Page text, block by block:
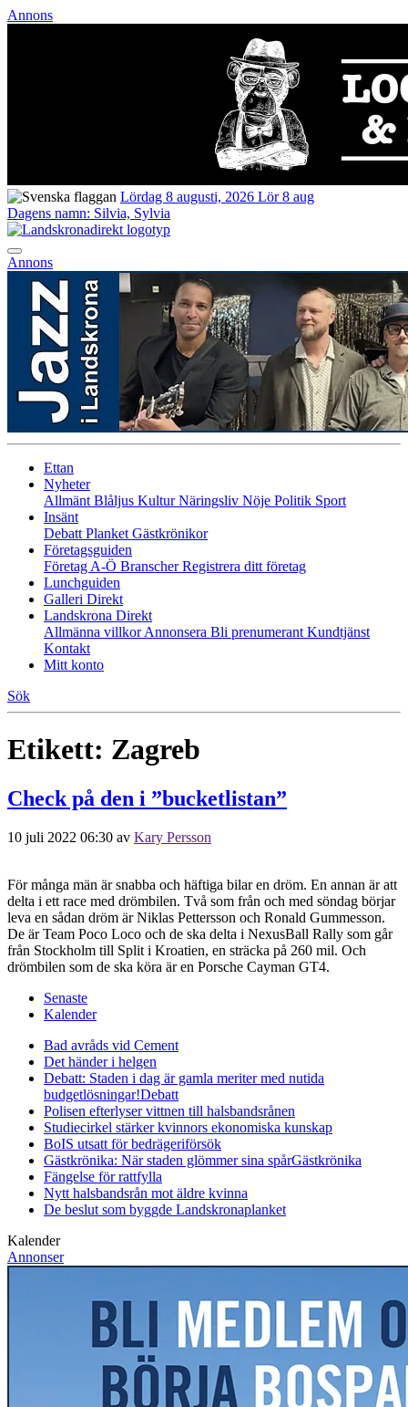
Annons
Lördag 8 augusti, 2026 Lör 8 aug
Dagens namn: Silvia, Sylvia
Annons
Ettan
Nyheter
Allmänt Blåljus KulturNäringsliv Nöje Politik Sport
Insänt
Debatt Planket Gästkrönikor
Företagsguiden
Företag A-Ö BranscherRegistrera ditt företag
Lunchguiden
Galleri Direkt
Landskrona Direkt
Allmänna villkorAnnonsera Bli prenumerant Kundtjänst
Kontakt
Mitt konto
Sök
Etikett: Zagreb
Check på den i ”bucketlistan”
10 juli 2022 06:30 av Kary Persson
För många män är snabba och häftiga bilar en dröm. En annan är att
delta i ett race med drömbilen. Två som från och med söndag börjar
leva en sådan dröm är Niklas Pettersson och Ronald Gummesson.
De är Team Poco Loco och de ska delta i NexusBall Rally som går
från Stockholm till Split i Kroatien, en sträcka på 260 mil. Och
drömbilen som de ska köra är en Porsche Cayman GT4.
Senaste
Kalender
Bad avråds vid Cement
Det händer i helgen
Debatt: Staden i dag är gamla meriter med nutida
budgetlösningar!Debatt
Polisen efterlyser vittnen till halsbandsrånen
Studiecirkel stärker kvinnors ekonomiska kunskap
BoIS utsatt för bedrägeriförsök
Gästkrönika: När staden glömmer sina spårGästkrönika
Fängelse för rattfylla
Nytt halsbandsrån mot äldre kvinna
De beslut som byggde Landskronaplanket
Kalender
Annonser